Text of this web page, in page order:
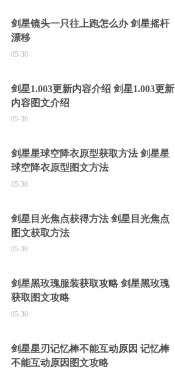
剑星镜头一只往上跑怎么办 剑星摇杆
漂移
05-30
剑星1.003更新内容介绍 剑星1.003更新
内容图文介绍
05-30
剑星星球空降衣原型获取方法 剑星星
球空降衣原型图文方法
05-30
剑星目光焦点获得方法 剑星目光焦点
图文获取方法
05-30
剑星黑玫瑰服装获取攻略 剑星黑玫瑰
获取图文攻略
05-30
剑星星刃记忆棒不能互动原因 记忆棒
不能互动原因图文攻略